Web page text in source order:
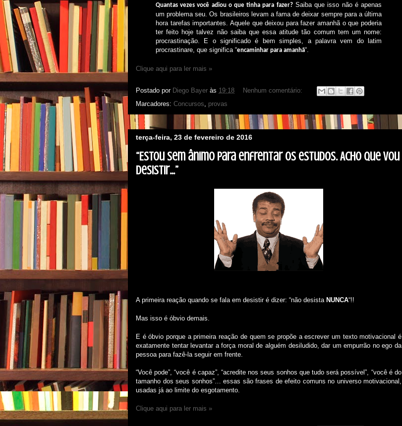
Quantas vezes você adiou o que tinha para fazer?Saiba que isso não é apenas
um problema seu. Os brasileiros levam a fama de deixar sempre para a última
hora tarefas importantes. Aquele que deixou para fazer amanhã o que poderia
ter feito hoje talvez não saiba que essa atitude tão comum tem um nome:
procrastinação. E o significado é bem simples, a palavra vem do latim
procrastinare, que significa “encaminhar para amanhã“.
Clique aqui para ler mais »
Postado por Diego Bayer às 19:18
Nenhum comentário:
Marcadores: Concursos provas
terça-feira, 23 de fevereiro de 2016
“Estou sem ânimo para enfrentar os estudos. Acho que vou
desistir…”
A primeira reação quando se fala em desistir é dizer: “não desista NUNCA“!!
Mas isso é óbvio demais.
E é óbvio porque a primeira reação de quem se propõe a escrever um texto motivacional é
exatamente tentar levantar a força moral de alguém desiludido, dar um empurrão no ego da
pessoa para fazê-la seguir em frente.
“Você pode”, “você é capaz”, “acredite nos seus sonhos que tudo será possível”, “você é do
tamanho dos seus sonhos”… essas são frases de efeito comuns no universo motivacional,
usadas já ao limite do esgotamento.
Clique aqui para ler mais »